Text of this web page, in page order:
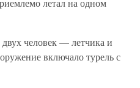
летал на одном
человек — летчика и
включало турель с